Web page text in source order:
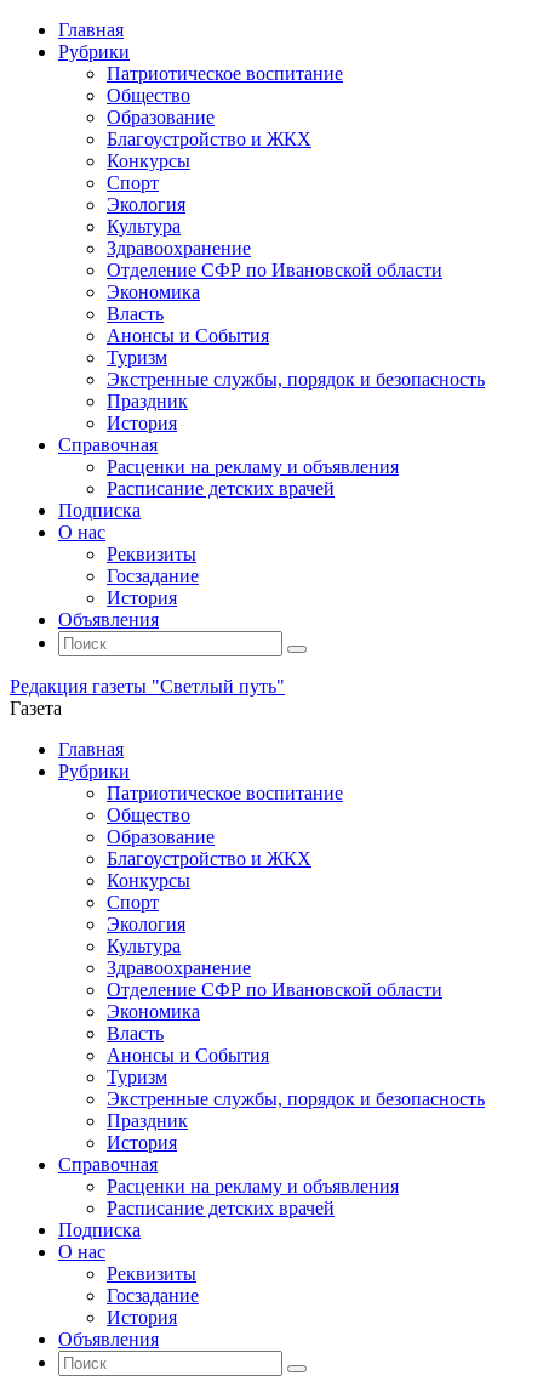
Главная
Рубрики
Патриотическое воспитание
Общество
Образование
Благоустройство и ЖКХ
Конкурсы
Спорт
Экология
Культура
Здравоохранение
Отделение СФР по Ивановской области
Экономика
Власть
Анонсы и События
Туризм
Экстренные службы, порядок и безопасность
Праздник
История
Справочная
Расценки на рекламу и объявления
Расписание детских врачей
Подписка
О нас
Реквизиты
Госзадание
История
Объявления
Поиск
Искать:
Поиск
Редакция газеты "Светлый путь"
Газета
Промотать
содержимому
Главная
Рубрики
Патриотическое воспитание
Общество
Образование
Благоустройство и ЖКХ
Конкурсы
Спорт
Экология
Культура
Здравоохранение
Отделение СФР по Ивановской области
Экономика
Власть
Анонсы и События
Туризм
Экстренные службы, порядок и безопасность
Праздник
История
Справочная
Расценки на рекламу и объявления
Расписание детских врачей
Подписка
О нас
Реквизиты
Госзадание
История
Объявления
Поиск
Искать:
Поиск